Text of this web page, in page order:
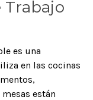
Trabajo
es una
en las cocinas
están